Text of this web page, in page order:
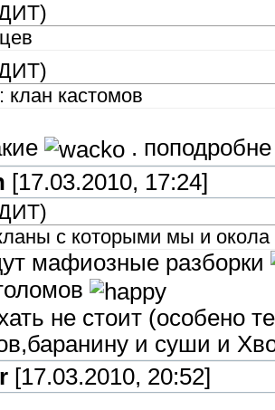
)
)
кастомов
.
[17.03.2010, 17:24]
)
с которыми мы и
мафиозные разборки
не стоит (особено
и суши и
[17.03.2010, 20:52]